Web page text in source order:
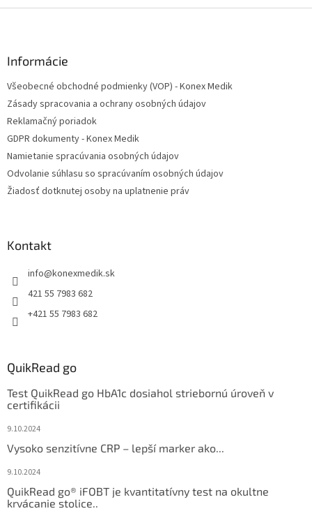
Informácie
Všeobecné obchodné podmienky (VOP) - Konex Medik
Zásady spracovania a ochrany osobných údajov
Reklamačný poriadok
GDPR dokumenty - Konex Medik
Namietanie spracúvania osobných údajov
Odvolanie súhlasu so spracúvaním osobných údajov
Žiadosť dotknutej osoby na uplatnenie práv
Kontakt
info@konexmedik.sk
421 55 7983 682
+421 55 7983 682
QuikRead go
Test QuikRead go HbA1c dosiahol striebornú úroveň v
certifikácii
9.10.2024
Vysoko senzitívne CRP – lepší marker ako...
9.10.2024
QuikRead go® iFOBT je kvantitatívny test na okultne
krvácanie stolice..